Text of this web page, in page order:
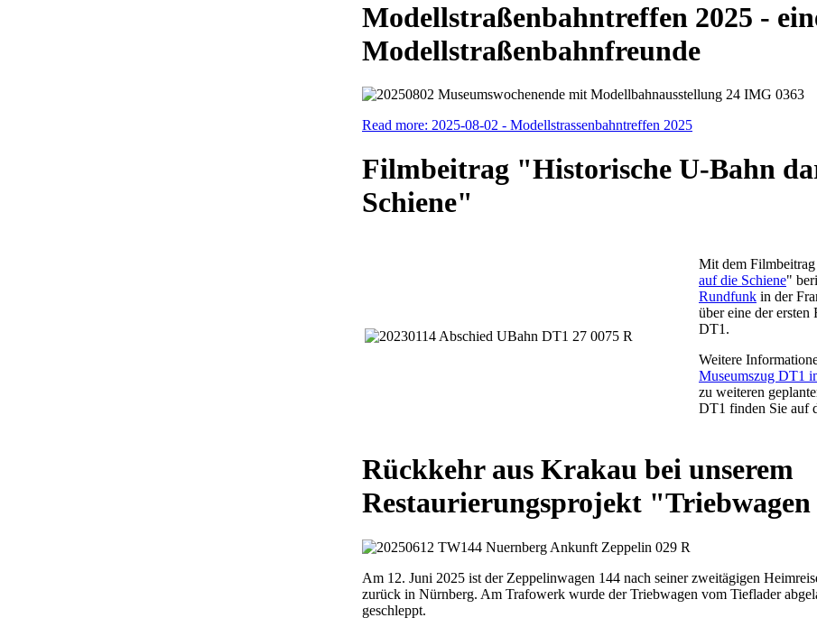
Modellstraßenbahntreffen 2025 -
Modellstraßenbahnfreunde
Read more: 2025-08-02 - Modellstrassenbahntreffen 2025
Filmbeitrag "Historische U-Bahn
Schiene"
Mit dem
auf die Schiene"
Rundfunk in der
über eine der ersten
DT1.
Weitere
Museumszug DT1
zu weiteren
DT1 finden Sie auf
Rückkehr aus Krakau bei unserem
Restaurierungsprojekt "Triebwagen
Am 12. Juni 2025 ist der Zeppelinwagen 144 nach seiner zweitägigen
zurück in Nürnberg. Am Trafowerk wurde der Triebwagen vom Tieflader
geschleppt.